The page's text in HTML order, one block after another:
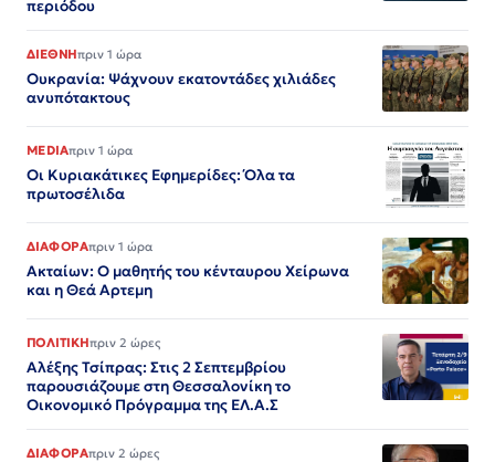
περιόδου
ΔΙΕΘΝΗπριν 1 ώρα
Ουκρανία: Ψάχνουν εκατοντάδες χιλιάδες
ανυπότακτους
MEDIAπριν 1 ώρα
Οι Κυριακάτικες Εφημερίδες: Όλα τα
πρωτοσέλιδα
ΔΙΑΦΟΡΑπριν 1 ώρα
Ακταίων: Ο μαθητής του κένταυρου Χείρωνα
και η Θεά Αρτεμη
ΠΟΛΙΤΙΚΗπριν 2 ώρες
Αλέξης Τσίπρας: Στις 2 Σεπτεμβρίου
παρουσιάζουμε στη Θεσσαλονίκη το
Οικονομικό Πρόγραμμα της ΕΛ.Α.Σ
ΔΙΑΦΟΡΑπριν 2 ώρες